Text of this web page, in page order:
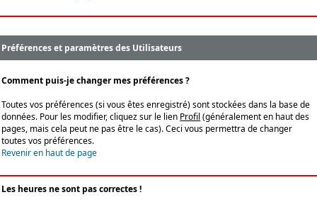
Préférences et paramètres des Utilisateurs
Comment puis-je changer mes préférences ?
Toutes vos préférences (si vous êtes enregistré) sont stockées dans la base de
données. Pour les modifier, cliquez sur le lien Profil (généralement en haut des
pages, mais cela peut ne pas être le cas). Ceci vous permettra de changer
toutes vos préférences.
Revenir en haut de page
Les heures ne sont pas correctes !